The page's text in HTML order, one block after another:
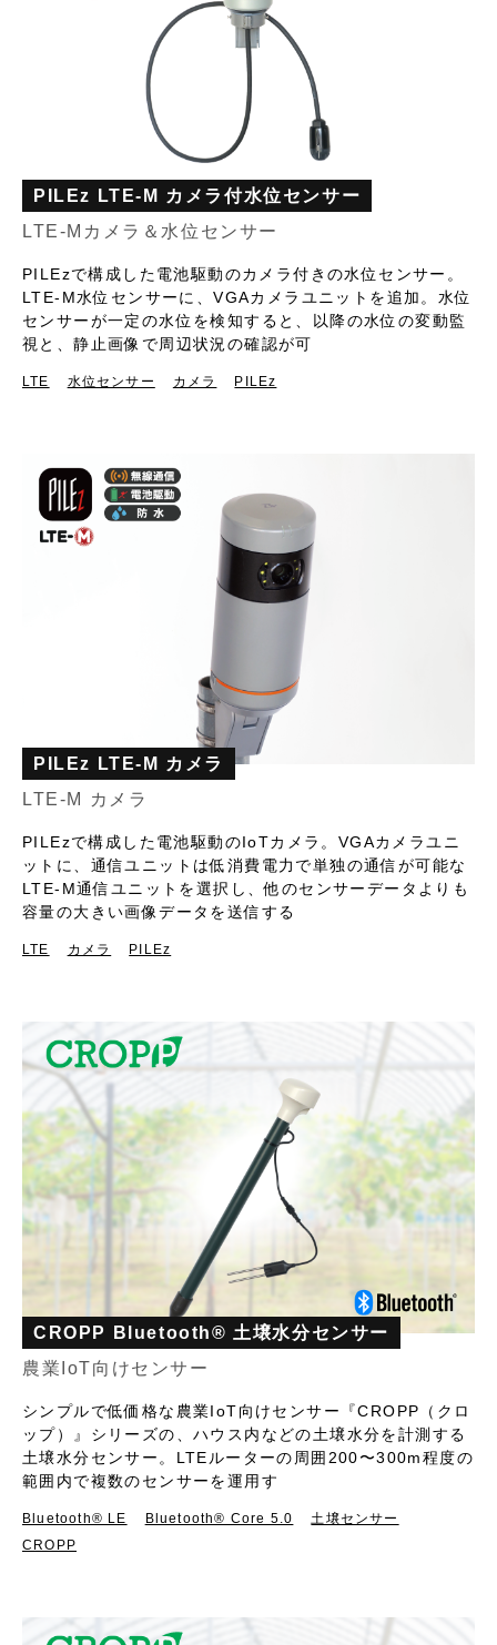
PILEz LTE-M カメラ付水位センサー
LTE-Mカメラ＆水位センサー
PILEzで構成した電池駆動のカメラ付きの水位センサー。
LTE-M水位センサーに、VGAカメラユニットを追加。水位
センサーが一定の水位を検知すると、以降の水位の変動監
視と、静止画像で周辺状況の確認が可
LTE 水位センサー カメラ PILEz
PILEz LTE-M カメラ
LTE-M カメラ
PILEzで構成した電池駆動のIoTカメラ。VGAカメラユニ
ットに、通信ユニットは低消費電力で単独の通信が可能な
LTE-M通信ユニットを選択し、他のセンサーデータよりも
容量の大きい画像データを送信する
LTE カメラ PILEz
CROPP Bluetooth® 土壌水分センサー
農業IoT向けセンサー
シンプルで低価格な農業IoT向けセンサー『CROPP（クロ
ップ）』シリーズの、ハウス内などの土壌水分を計測する
土壌水分センサー。LTEルーターの周囲200〜300m程度の
範囲内で複数のセンサーを運用す
Bluetooth®︎ LE Bluetooth® Core 5.0
土壌センサー
CROPP